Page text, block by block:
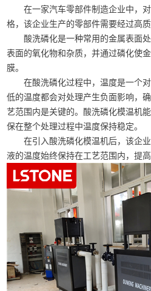
在一家汽车零部件制造企业中，
格，该企业生产的零部件需要经过高
酸洗磷化是一种常用的金属表面
表面的氧化物和杂质，并通过磷化使
膜。
在酸洗磷化过程中，温度是一个
低的温度都会对处理产生负面影响，
艺范围内是关键的。酸洗磷化模温机
保在整个处理过程中温度保持稳定。
在引入酸洗磷化模温机后，该企
液的温度始终保持在工艺范围内，提